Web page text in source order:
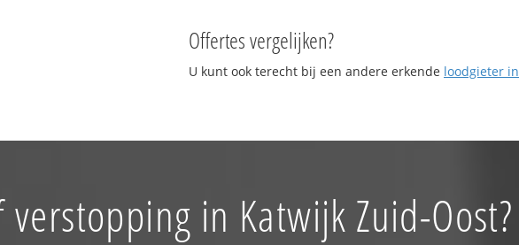
Offertes vergelijken?
U kunt ook terecht bij een andere erkende loodgieter in
verstopping in Katwijk Zuid-Oost?